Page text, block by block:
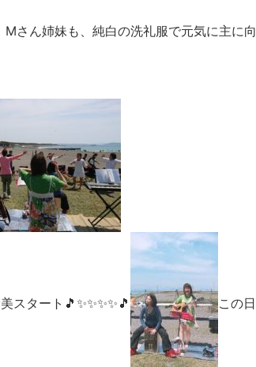
Mさん姉妹も、純白の洗礼服で元気に主に向
スタート🎵✨✨✨✨🎵 この日